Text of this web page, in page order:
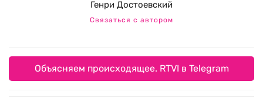
Генри Достоевский
Связаться с автором
Объясняем происходящее. RTVI в Telegram